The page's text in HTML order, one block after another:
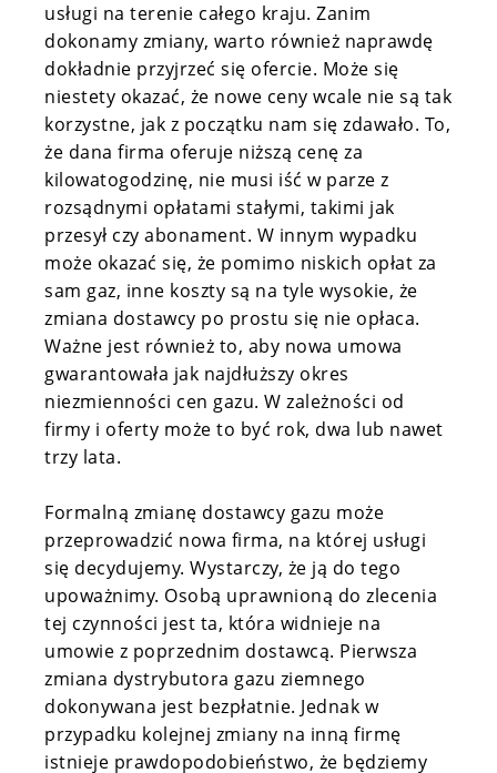
usługi na terenie całego kraju. Zanim
dokonamy zmiany, warto również naprawdę
dokładnie przyjrzeć się ofercie. Może się
niestety okazać, że nowe ceny wcale nie są tak
korzystne, jak z początku nam się zdawało. To,
że dana firma oferuje niższą cenę za
kilowatogodzinę, nie musi iść w parze z
rozsądnymi opłatami stałymi, takimi jak
przesył czy abonament. W innym wypadku
może okazać się, że pomimo niskich opłat za
sam gaz, inne koszty są na tyle wysokie, że
zmiana dostawcy po prostu się nie opłaca.
Ważne jest również to, aby nowa umowa
gwarantowała jak najdłuższy okres
niezmienności cen gazu. W zależności od
firmy i oferty może to być rok, dwa lub nawet
trzy lata.
Formalną zmianę dostawcy gazu może
przeprowadzić nowa firma, na której usługi
się decydujemy. Wystarczy, że ją do tego
upoważnimy. Osobą uprawnioną do zlecenia
tej czynności jest ta, która widnieje na
umowie z poprzednim dostawcą. Pierwsza
zmiana dystrybutora gazu ziemnego
dokonywana jest bezpłatnie. Jednak w
przypadku kolejnej zmiany na inną firmę
istnieje prawdopodobieństwo, że będziemy